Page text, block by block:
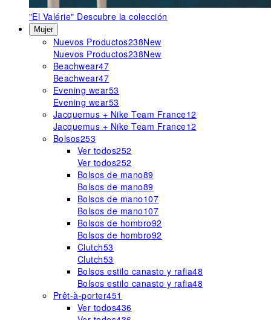
"El Valérie" Descubre la colección
Mujer
Nuevos Productos238New
Nuevos Productos238New
Beachwear47
Beachwear47
Evening wear53
Evening wear53
Jacquemus + Nike Team France12
Jacquemus + Nike Team France12
Bolsos253
Ver todos252
Ver todos252
Bolsos de mano89
Bolsos de mano89
Bolsos de mano107
Bolsos de mano107
Bolsos de hombro92
Bolsos de hombro92
Clutch53
Clutch53
Bolsos estilo canasto y rafia48
Bolsos estilo canasto y rafia48
Prêt-à-porter451
Ver todos436